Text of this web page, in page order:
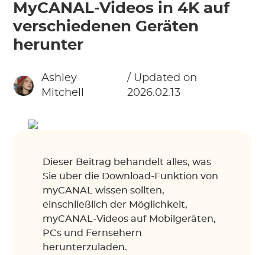
MyCANAL-Videos in 4K auf
verschiedenen Geräten
herunter
Ashley
Mitchell
/ Updated on
2026.02.13
Dieser Beitrag behandelt alles, was
Sie über die Download-Funktion von
myCANAL wissen sollten,
einschließlich der Möglichkeit,
myCANAL-Videos auf Mobilgeräten,
PCs und Fernsehern
herunterzuladen.